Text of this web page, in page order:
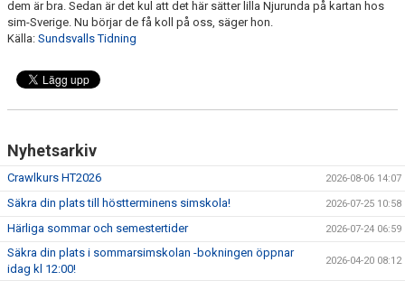
dem är bra. Sedan är det kul att det här sätter lilla Njurunda på kartan hos
sim-Sverige. Nu börjar de få koll på oss, säger hon.
Källa: Sundsvalls Tidning
Nyhetsarkiv
Crawlkurs HT2026 2026-08-06 14:07
Säkra din plats till höstterminens simskola! 2026-07-25 10:58
Härliga sommar och semestertider 2026-07-24 06:59
Säkra din plats i sommarsimskolan -bokningen öppnar
idag kl 12:00!
2026-04-20 08:12